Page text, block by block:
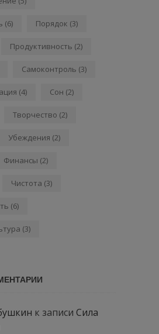
(6) Порядок (3)
Продуктивность (2)
Самоконтроль (3)
(4) Сон (2)
Творчество (2)
Убеждения (2)
Финансы (2)
Чистота (3)
(6)
(3)
к записи Сила